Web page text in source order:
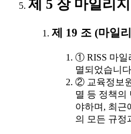
제 5 장 마일리
제 19 조 (마일
① RISS 마일
멸되었습니
② 교육정보
멸 등 정책의
야하며, 최근
의 모든 규정